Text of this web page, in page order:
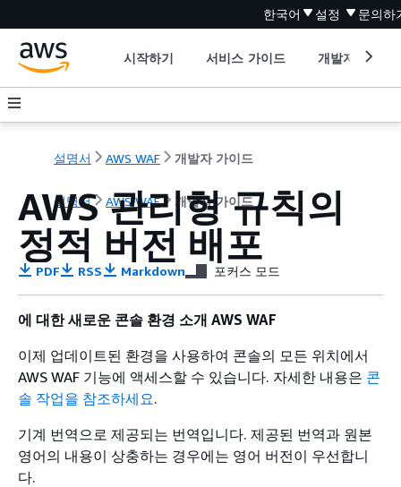
한국어 설정 문의하
시작하기 서비스 가이드 개발자 도구
설명서 AWS WAF 개발자 가이드
설명서 AWS WAF 개발자 가이드
AWS 관리형 규칙의
정적 버전 배포
PDF RSS Markdown 포커스 모드
에 대한 새로운 콘솔 환경 소개 AWS WAF
이제 업데이트된 환경을 사용하여 콘솔의 모든 위치에서
AWS WAF 기능에 액세스할 수 있습니다. 자세한 내용은 콘
솔 작업을 참조하세요.
기계 번역으로 제공되는 번역입니다. 제공된 번역과 원본
영어의 내용이 상충하는 경우에는 영어 버전이 우선합니
다.